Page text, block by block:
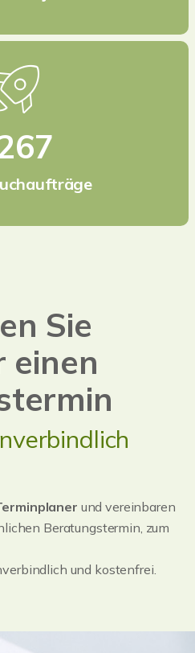
Sie
einen
und vereinbaren
Beratungstermin, zum
und kostenfrei.